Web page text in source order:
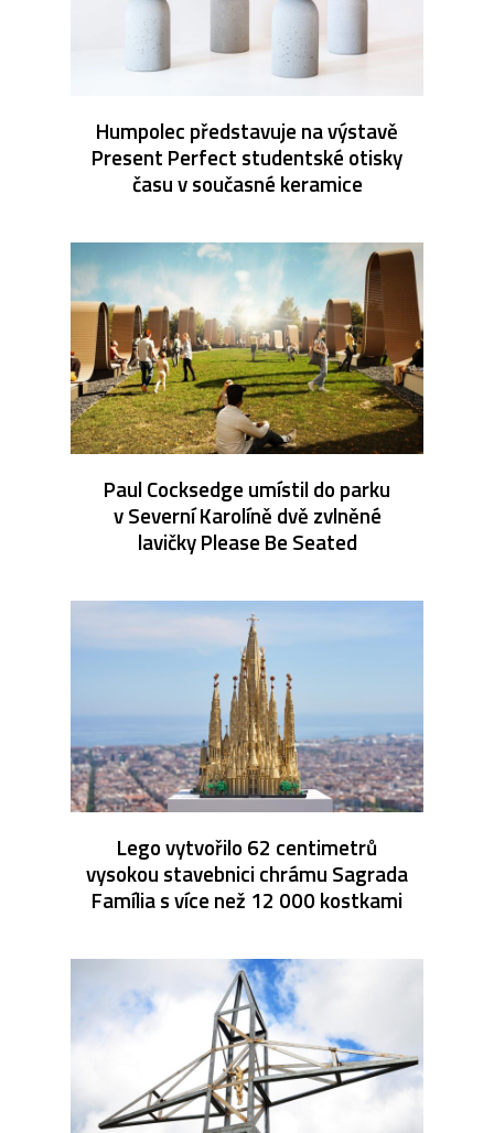
Humpolec představuje na výstavě
Present Perfect studentské otisky
času v současné keramice
Paul Cocksedge umístil do parku
v Severní Karolíně dvě zvlněné
lavičky Please Be Seated
Lego vytvořilo 62 centimetrů
vysokou stavebnici chrámu Sagrada
Família s více než 12 000 kostkami